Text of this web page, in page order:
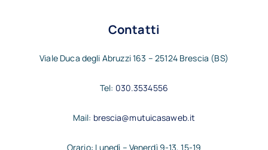
Contatti
Viale Duca degli Abruzzi 163 – 25124 Brescia (BS)
Tel: 030.3534556
Mail: brescia@mutuicasaweb.it
Orario: Lunedì – Venerdì 9-13, 15-19